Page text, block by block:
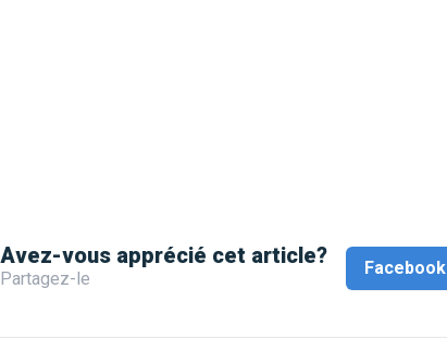
Avez-vous apprécié cet article?
Partagez-le
Facebook